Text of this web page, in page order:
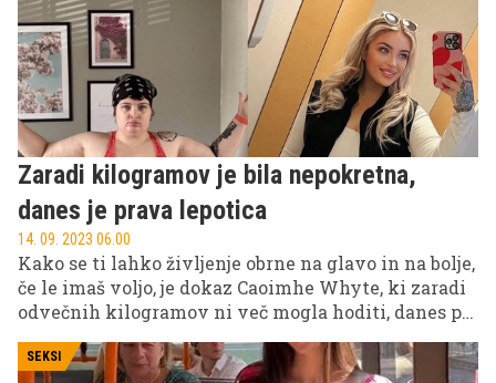
Zaradi kilogramov je bila nepokretna,
danes je prava lepotica
14. 09. 2023 06.00
Kako se ti lahko življenje obrne na glavo in na bolje,
če le imaš voljo, je dokaz Caoimhe Whyte, ki zaradi
odvečnih kilogramov ni več mogla hoditi, danes pa
SEKSI